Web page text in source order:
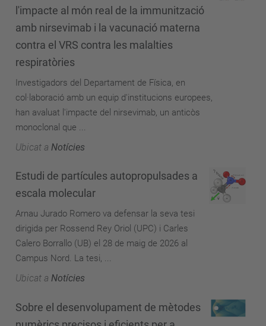
l'impacte al món real de la immunització
amb nirsevimab i la vacunació materna
contra el VRS contra les malalties
respiratòries
Investigadors del Departament de Física, en
col·laboració amb un equip d'institucions europees,
han avaluat l'impacte del nirsevimab, un anticòs
monoclonal que ...
Ubicat a Notícies
Estudi de partícules autopropulsades a
escala molecular
Arnau Jurado Romero va defensar la seva tesi
dirigida per Rossend Rey Oriol (UPC) i Carles
Calero Borrallo (UB) el 28 de maig de 2026 al
Campus Nord. La tesi, ...
Ubicat a Notícies
Sobre el desenvolupament de mètodes